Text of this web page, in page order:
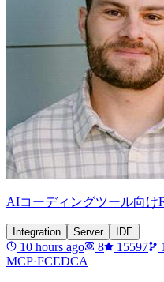
AIコーディングツール向け
Integration Server IDE
10 hours ago 8 15597
MCP·FCEDCA